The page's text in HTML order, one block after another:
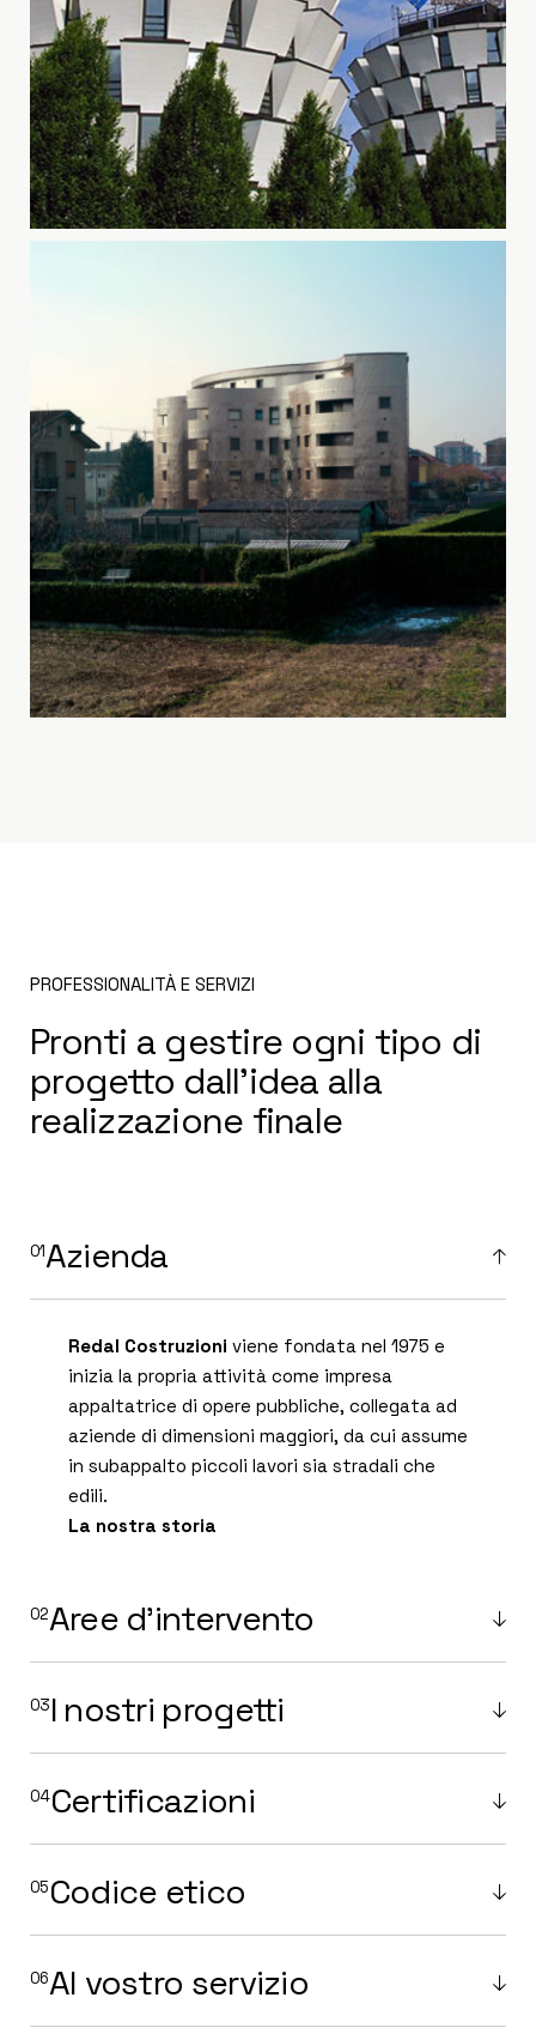
PROFESSIONALITÀ E SERVIZI
Pronti a gestire ogni tipo di
progetto dall'idea alla
realizzazione finale
Azienda
Redal Costruzioni viene fondata nel 1975 e
inizia la propria attività come impresa
appaltatrice di opere pubbliche, collegata ad
aziende di dimensioni maggiori, da cui assume
in subappalto piccoli lavori sia stradali che
edili.
La nostra storia
Aree d'intervento
I nostri progetti
Certificazioni
Codice etico
Al vostro servizio